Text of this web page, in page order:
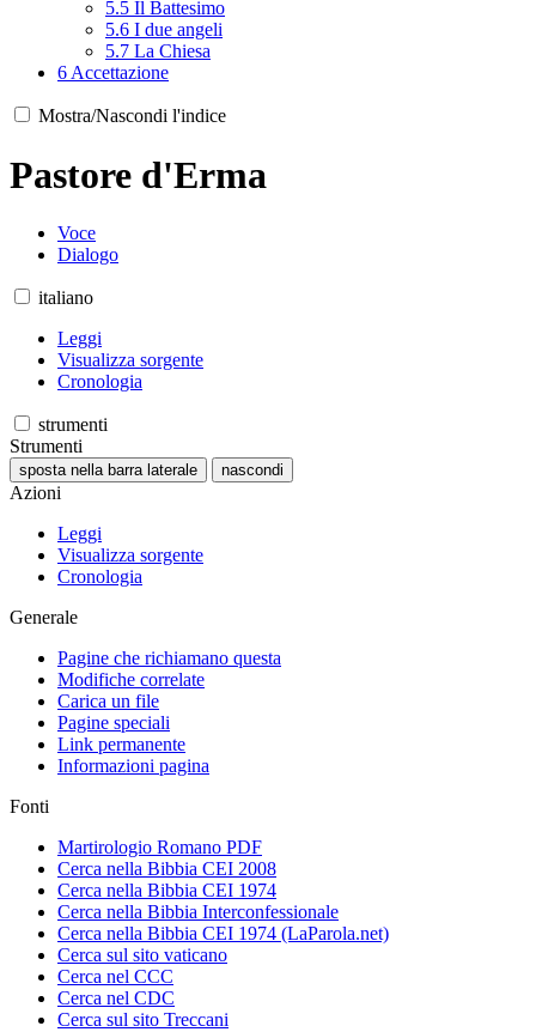
5.5 Il Battesimo
5.6 I due angeli
5.7 La Chiesa
6Accettazione
Mostra/Nascondi l'indice
Pastore d'Erma
Voce
Dialogo
italiano
Leggi
Visualizza sorgente
Cronologia
strumenti
Strumenti
sposta nella barra laterale nascondi
Azioni
Leggi
Visualizza sorgente
Cronologia
Generale
Pagine che richiamano questa
Modifiche correlate
Carica un file
Pagine speciali
Link permanente
Informazioni pagina
Fonti
Martirologio Romano PDF
Cerca nella Bibbia CEI 2008
Cerca nella Bibbia CEI 1974
Cerca nella Bibbia Interconfessionale
Cerca nella Bibbia CEI 1974 (LaParola.net)
Cerca sul sito vaticano
Cerca nel CCC
Cerca nel CDC
Cerca sul sito Treccani